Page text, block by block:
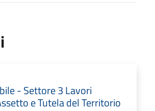
- Settore 3 Lavori
e Tutela del Territorio